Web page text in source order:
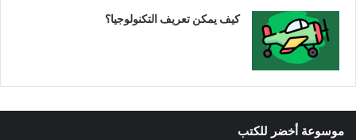
كيف يمكن تعريف التكنولوجيا؟
موسوعة أخضر للكتب